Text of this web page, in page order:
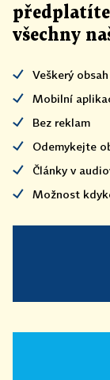
předplatíte
všechny
Veškerý
Mobilní
Bez reklam
Odemykejte
Články v
Možnost